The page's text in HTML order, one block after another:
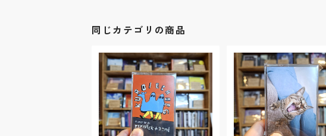
同じカテゴリの商品